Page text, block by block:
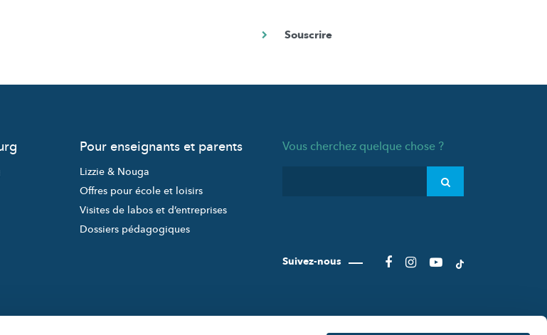
Pour enseignants et parents
Lizzie & Nouga
Offres pour école et loisirs
Visites de labos et d’entreprises
Dossiers pédagogiques
Vous cherchez quelque chose ?
Suivez-nous